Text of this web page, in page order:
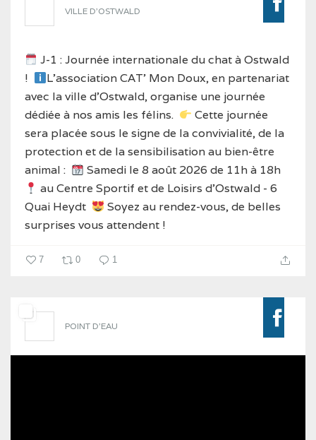
VILLE D'OSTWALD
J-1 : Journée internationale du chat à Ostwald
!
L'association CAT' Mon Doux, en partenariat
avec la ville d'Ostwald, organise une journée
dédiée à nos amis les félins.
Cette journée
sera placée sous le signe de la convivialité, de la
protection et de la sensibilisation au bien-être
animal :
Samedi le 8 août 2026 de 11h à 18h
au Centre Sportif et de Loisirs d’Ostwald - 6
Quai Heydt
Soyez au rendez-vous, de belles
surprises vous attendent !
7 0 1
POINT D'EAU